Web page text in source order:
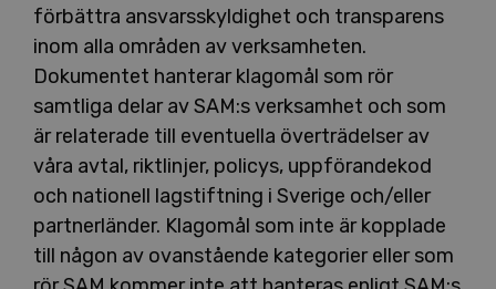
förbättra ansvarsskyldighet och transparens
inom alla områden av verksamheten.
Dokumentet hanterar klagomål som rör
samtliga delar av SAM:s verksamhet och som
är relaterade till eventuella överträdelser av
våra avtal, riktlinjer, policys, uppförandekod
och nationell lagstiftning i Sverige och/eller
partnerländer. Klagomål som inte är kopplade
till någon av ovanstående kategorier eller som